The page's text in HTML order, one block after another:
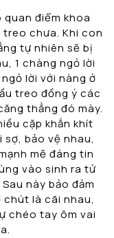
quan điểm khoa
chưa. Khi con
tự nhiên sẽ bị
1 chàng ngỏ lời
lời với nàng ở
treo đồng ý các
thẳng đó mày.
cặp khắn khít
bảo vệ nhau,
mẽ đáng tin
vào sinh ra tử
này bảo đảm
là cãi nhau,
chéo tay ôm vai